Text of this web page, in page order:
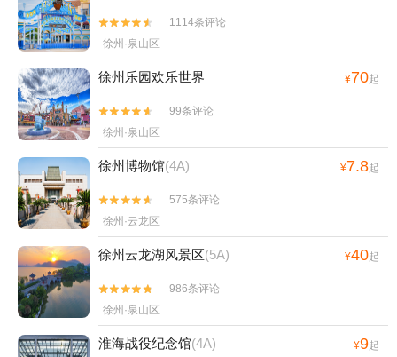


1114条评论
徐州·泉山区
徐州乐园欢乐世界 ¥70起


99条评论
徐州·泉山区
徐州博物馆(4A) ¥7.8起


575条评论
徐州·云龙区
徐州云龙湖风景区(5A) ¥40起


986条评论
徐州·泉山区
淮海战役纪念馆(4A) ¥9起